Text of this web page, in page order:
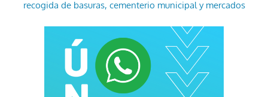
recogida de basuras, cementerio municipal y mercados